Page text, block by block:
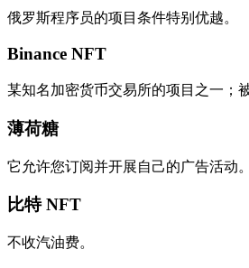
俄罗斯程序员的项目条件特别优越。
Binance NFT
某知名加密货币交易所的项目之一；
薄荷糖
它允许您订阅并开展自己的广告活动
比特 NFT
不收汽油费。